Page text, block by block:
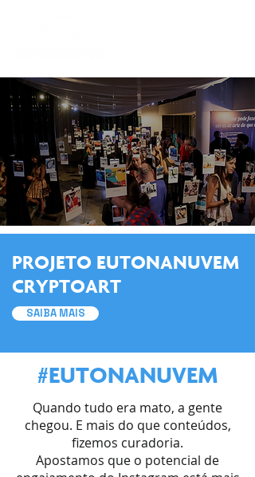
PROJETO ​EUTONANUVEM
CRYPTOART
SAIBA MAIS
#EUTONANUVEM
Quando tudo era mato, a gente
chegou. E mais do que conteúdos,
fizemos curadoria.
Apostamos que o potencial de